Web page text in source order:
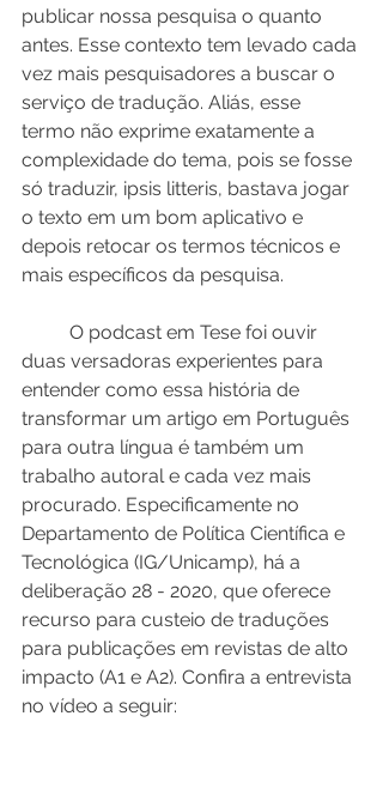
publicar nossa pesquisa o quanto
antes. Esse contexto tem levado cada
vez mais pesquisadores a buscar o
serviço de tradução. Aliás, esse
termo não exprime exatamente a
complexidade do tema, pois se fosse
só traduzir, ipsis litteris, bastava jogar
o texto em um bom aplicativo e
depois retocar os termos técnicos e
mais específicos da pesquisa.
duas versadoras experientes para
entender como essa história de
transformar um artigo em Português
para outra língua é também um
trabalho autoral e cada vez mais
procurado. Especificamente no
Departamento de Política Científica e
Tecnológica (IG/Unicamp), há a
deliberação 28 - 2020, que oferece
recurso para custeio de traduções
para publicações em revistas de alto
impacto (A1 e A2). Confira a entrevista
no vídeo a seguir: